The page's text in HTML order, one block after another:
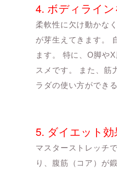
4. ボディライ
柔軟性に欠け動かな
が芽生えてきます。
ます。 特に、O脚や
スメです。 また、筋
ラダの使い方ができ
5. ダイエット効
マスターストレッチ
り、腹筋（コア）が